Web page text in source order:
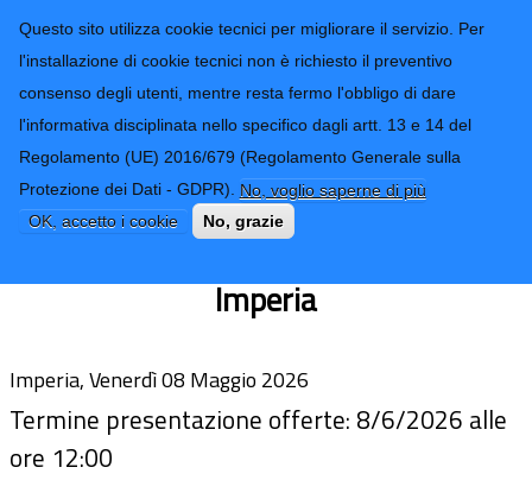
Questo sito utilizza cookie tecnici per migliorare il servizio. Per
l'installazione di cookie tecnici non è richiesto il preventivo
consenso degli utenti, mentre resta fermo l'obbligo di dare
l'informativa disciplinata nello specifico dagli artt. 13 e 14 del
Regolamento (UE) 2016/679 (Regolamento Generale sulla
Protezione dei Dati - GDPR). No, voglio saperne di più
OK, accetto i cookie
No, grazie
Provincia di
Imperia
CONTATTI-URP
TRASPARENZA
Form di ricerca
Avviso procedura aperta per
affidamento servizio verifica impianti
Imperia
Imperia, Venerdì 08 Maggio 2026
Termine presentazione offerte: 8/6/2026 alle
ore 12:00